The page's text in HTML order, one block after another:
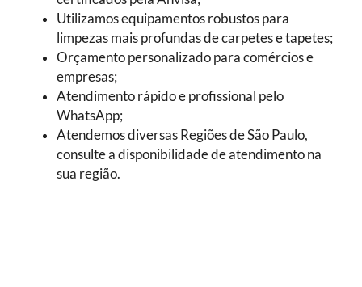
Utilizamos equipamentos robustos para
limpezas mais profundas de carpetes e tapetes;
Orçamento personalizado para comércios e
empresas;
Atendimento rápido e profissional pelo
WhatsApp;
Atendemos diversas Regiões de São Paulo,
consulte a disponibilidade de atendimento na
sua região.